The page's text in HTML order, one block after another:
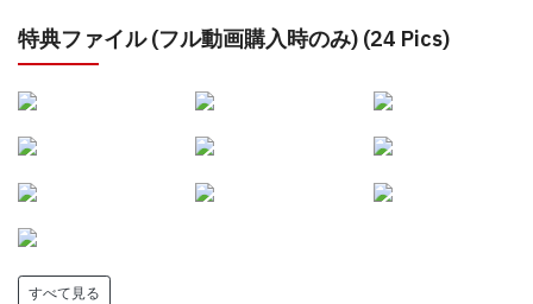
特典ファイル (フル動画購入時のみ) (24 Pics)
すべて見る